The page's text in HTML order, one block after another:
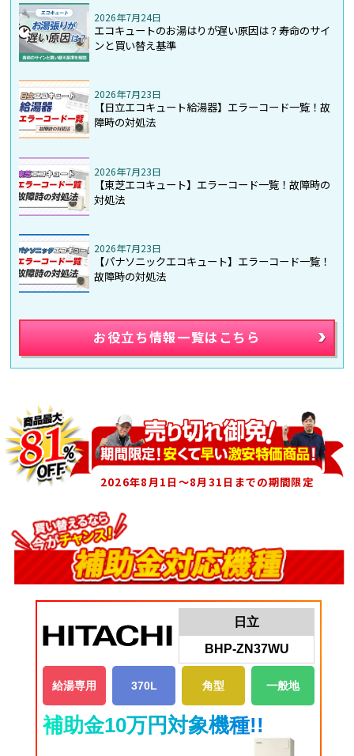
2026年7月24日
エコキュートのお湯はりが遅い原因は？寿命のサイ
ンと買い替え基準
2026年7月23日
【日立エコキュート給湯器】エラーコード一覧！故
障時の対処法
2026年7月23日
【東芝エコキュート】エラーコード一覧！故障時の
対処法
2026年7月23日
【パナソニックエコキュート】エラーコード一覧！
故障時の対処法
お役立ち情報一覧はこちら
2026年8月1日～8月31日までの期間限定
日立
BHP-ZN37WU
給湯専用 370L 角型 一般地
補助金10万円対象機種!!